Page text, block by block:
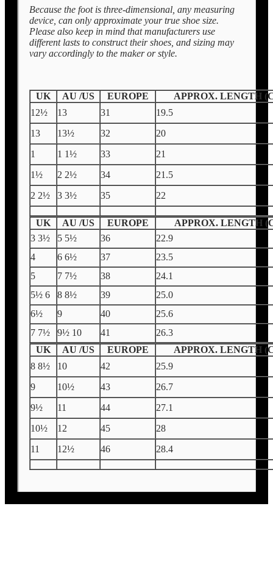
Because the foot is three-dimensional, any measuring
device, can only approximate your true shoe size.
Please also keep in mind that manufacturers use
different lasts to construct their shoes, and sizing may
vary accordingly to the maker or style.
UK AU /US EUROPE
APPROX. LENGTH
12½
13 31
19.5
13
13½ 32
20
1
1 1½ 33
21
1½
2 2½ 34
21.5
2 2½
3 3½ 35 22
UK AU /US EUROPE
APPROX. LENGTH
3 3½
5 5½ 36
22.9
4
6 6½ 37
23.5
5
7 7½ 38
24.1
5½ 6
8 8½ 39
25.0
6½
9 40
25.6
7 7½
9½ 10 41
26.3
UK
AU /US EUROPE
APPROX. LENGTH
8 8½
10 42
25.9
9
10½ 43
26.7
9½
11 44
27.1
10½
12 45
28
11
12½ 46 28.4